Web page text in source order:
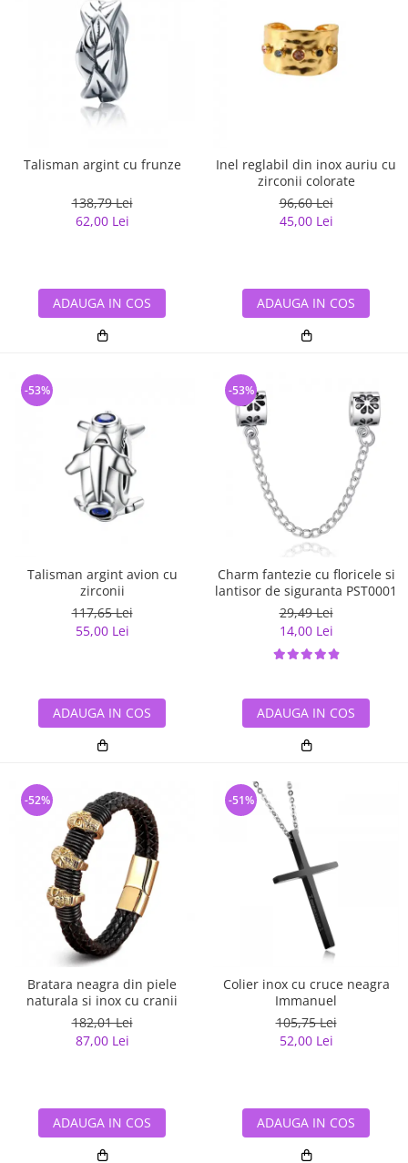
Talisman argint cu frunze
138,79 Lei
62,00 Lei
ADAUGA IN COS
Inel reglabil din inox auriu cu
zirconii colorate
96,60 Lei
45,00 Lei
ADAUGA IN COS
Talisman argint avion cu
zirconii
117,65 Lei
55,00 Lei
-53%
ADAUGA IN COS
Charm fantezie cu floricele si
lantisor de siguranta PST0001
29,49 Lei
14,00 Lei
-53%
ADAUGA IN COS
Bratara neagra din piele
naturala si inox cu cranii
182,01 Lei
87,00 Lei
-52%
ADAUGA IN COS
Colier inox cu cruce neagra
Immanuel
105,75 Lei
52,00 Lei
-51%
ADAUGA IN COS